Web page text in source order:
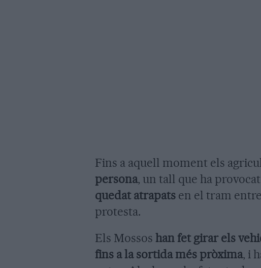
Fins a aquell moment els
persona, un tall que ha
quedat atrapats en el tram
protesta.
Els Mossos han fet girar els
fins a la sortida més pròxima, i